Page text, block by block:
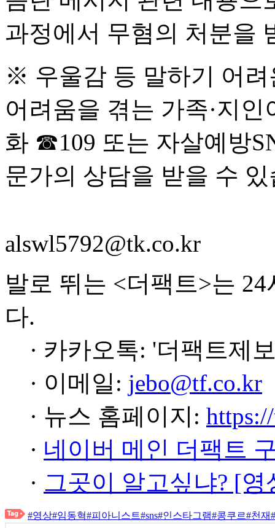
과정에서 무혐의 처분을
※ 우울감 등 말하기 어
어려움을 겪는 가족·지
화 ☎109 또는 자살예방
문가의 상담을 받을 수
alswl5792@tk.co.kr
발로 뛰는 <더팩트>는
다.
· 카카오톡: '더팩트제
· 이메일: jebo@tf.co.kr
· 뉴스 홈페이지:
· 네이버 메인 더팩트
· 그곳이 알고싶냐? [
#영상#임동혁#피아니스트#sns#인스타그램#콩쿠르#천재